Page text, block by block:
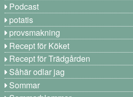
Podcast
potatis
provsmakning
Recept för Köket
Recept för Trädgården
Såhär odlar jag
Sommar